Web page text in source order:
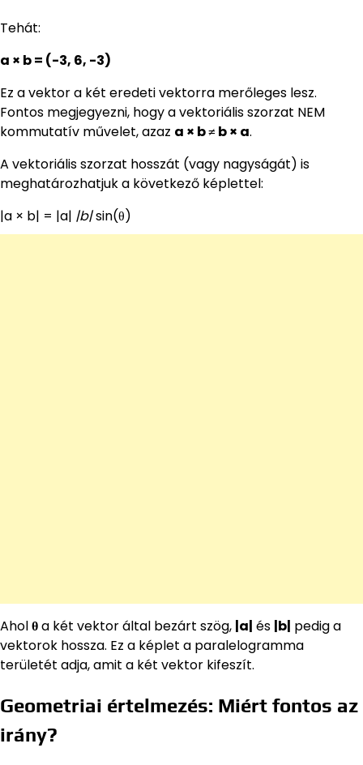
Tehát:
a × b = (-3, 6, -3)
Ez a vektor a két eredeti vektorra merőleges lesz.
Fontos megjegyezni, hogy a vektoriális szorzat NEM
kommutatív művelet, azaz a × b ≠ b × a.
A vektoriális szorzat hosszát (vagy nagyságát) is
meghatározhatjuk a következő képlettel:
|a × b| = |a| |b|sin(θ)
Aholθa két vektor által bezárt szög, |a| és |b| pedig a
vektorok hossza. Ez a képlet a paralelogramma
területét adja, amit a két vektor kifeszít.
Geometriai értelmezés: Miért fontos az
irány?